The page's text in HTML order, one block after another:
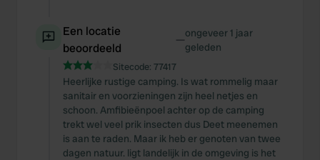
Een locatie
beoordeeld
—ongeveer 1 jaar
geleden
Sitecode: 77417
Heerlijke rustige camping. Is wat rommelig maar
sanitair en voorzieningen zijn heel netjes en
schoon. Amfibieënpoel achter op de camping
trekt wel veel prik insecten dus Deet meenemen
is aan te raden. Maar ik heb er genoten van twee
dagen natuur. ligt landelijk in de omgeving is het